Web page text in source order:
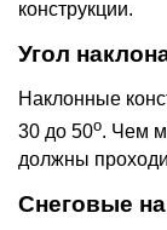
конструкции.
Угол
Наклонные
30 до 50о. Чем
должны
Снеговые